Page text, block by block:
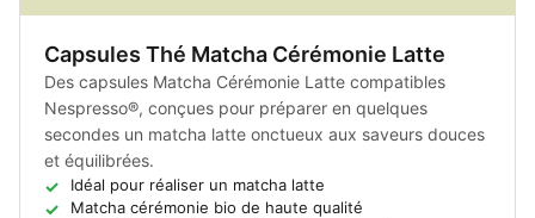
Capsules Thé Matcha Cérémonie Latte
Des capsules Matcha Cérémonie Latte compatibles
Nespresso®, conçues pour préparer en quelques
secondes un matcha latte onctueux aux saveurs douces
et équilibrées.
Idéal pour réaliser un matcha latte
Matcha cérémonie bio de haute qualité